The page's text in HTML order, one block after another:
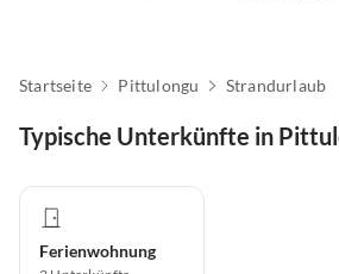
Startseite Pittulongu Strandurlaub
Typische Unterkünfte in
Ferienwohnung